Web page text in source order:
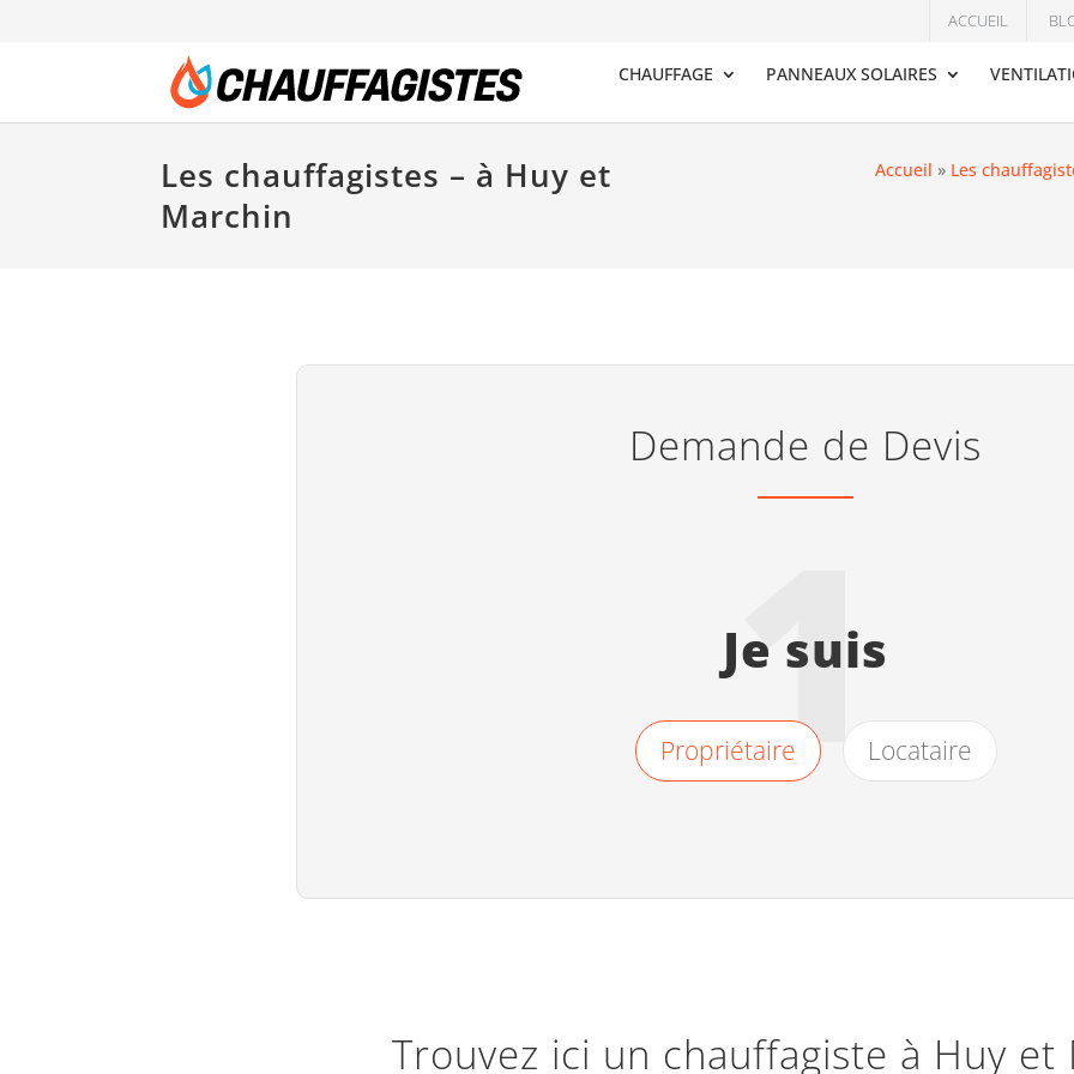
ACCUEIL
CHAUFFAGE PANNEAUX SOLAIRES
Les chauffagistes – à Huy et
Marchin
Accueil » Les
Demande de Devis
1
Je suis
Propriétaire Locataire
Trouvez ici un chauffagiste à Huy et